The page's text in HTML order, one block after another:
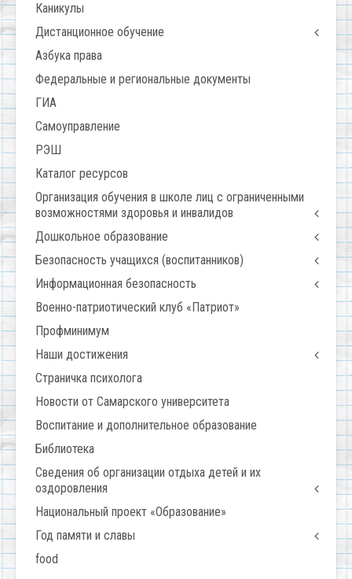
Каникулы
Дистанционное обучение
Азбука права
Федеральные и региональные документы
ГИА
Самоуправление
РЭШ
Каталог ресурсов
Организация обучения в школе лиц с ограниченными
возможностями здоровья и инвалидов
Дошкольное образование
Безопасность учащихся (воспитанников)
Информационная безопасность
Военно-патриотический клуб «Патриот»
Профминимум
Наши достижения
Страничка психолога
Новости от Самарского университета
Воспитание и дополнительное образование
Библиотека
Сведения об организации отдыха детей и их
оздоровления
Национальный проект «Образование»
Год памяти и славы
food